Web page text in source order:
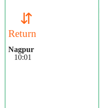
⇵
Return
Nagpur
10:01